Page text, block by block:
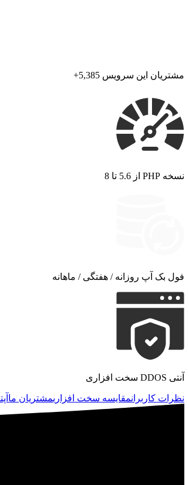
مشتریان این سرویس 5,385+
نسخه PHP از 5.6 تا 8
فول بک آپ روزانه / هفتگی / ماهانه
آنتی DDOS سخت افزاری
نظرات کاربرانمقایسه سخت افزاریمشتریان ما